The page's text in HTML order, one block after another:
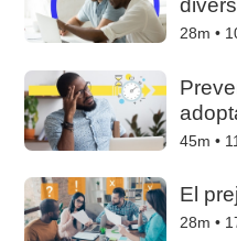
28m •
45m • 11
El
28m •